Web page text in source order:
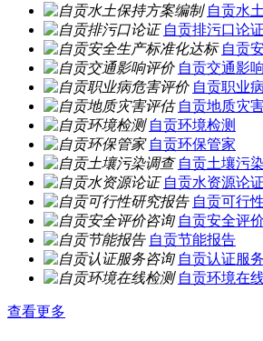
自贡水
自贡排污口论证
自贡
自贡交通影
自贡职业
自贡地质灾
自贡环境检测
自贡环保管家
自贡土壤污
自贡水资源论证
自贡可行
自贡安全评
自贡节能报告
自贡认证服
自贡环境在
查看更多